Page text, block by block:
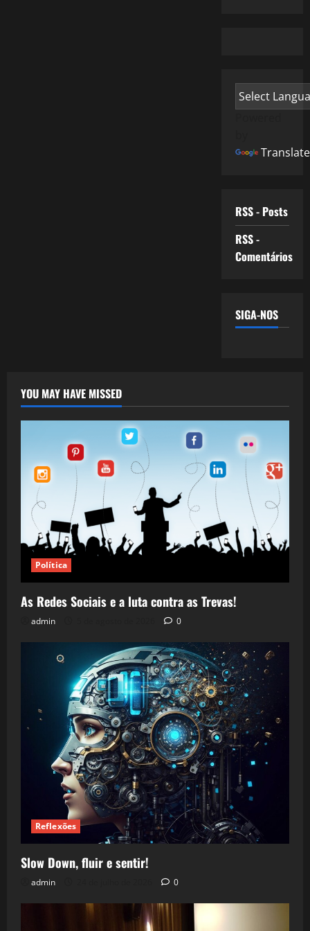
Translate
RSS - Posts
RSS -
Comentários
SIGA-NOS
YOU MAY HAVE MISSED
Política
As Redes Sociais e a luta contra as Trevas!
admin 0
Reflexões
Slow Down, fluir e sentir!
admin 0